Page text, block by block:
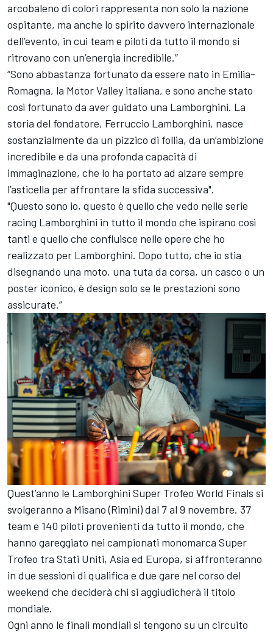
arcobaleno di colori rappresenta non solo la nazione
ospitante, ma anche lo spirito davvero internazionale
dell’evento, in cui team e piloti da tutto il mondo si
ritrovano con un’energia incredibile.”
“Sono abbastanza fortunato da essere nato in Emilia-
Romagna, la Motor Valley italiana, e sono anche stato
così fortunato da aver guidato una Lamborghini. La
storia del fondatore, Ferruccio Lamborghini, nasce
sostanzialmente da un pizzico di follia, da un’ambizione
incredibile e da una profonda capacità di
immaginazione, che lo ha portato ad alzare sempre
l’asticella per affrontare la sfida successiva".
"Questo sono io, questo è quello che vedo nelle serie
racing Lamborghini in tutto il mondo che ispirano così
tanti e quello che confluisce nelle opere che ho
realizzato per Lamborghini. Dopo tutto, che io stia
disegnando una moto, una tuta da corsa, un casco o un
poster iconico, è design solo se le prestazioni sono
assicurate.”
Quest’anno le Lamborghini Super Trofeo World Finals si
svolgeranno a Misano (Rimini) dal 7 al 9 novembre. 37
team e 140 piloti provenienti da tutto il mondo, che
hanno gareggiato nei campionati monomarca Super
Trofeo tra Stati Uniti, Asia ed Europa, si affronteranno
in due sessioni di qualifica e due gare nel corso del
weekend che deciderà chi si aggiudicherà il titolo
mondiale.
Ogni anno le finali mondiali si tengono su un circuito